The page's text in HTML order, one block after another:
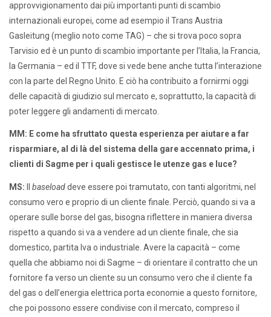
approvvigionamento dai più importanti punti di scambio
internazionali europei, come ad esempio il Trans Austria
Gasleitung (meglio noto come TAG) – che si trova poco sopra
Tarvisio ed è un punto di scambio importante per l’Italia, la Francia,
la Germania – ed il TTF, dove si vede bene anche tutta l’interazione
con la parte del Regno Unito. E ciò ha contribuito a fornirmi oggi
delle capacità di giudizio sul mercato e, soprattutto, la capacità di
poter leggere gli andamenti di mercato.
MM: E come ha sfruttato questa esperienza per aiutare a far
risparmiare, al di là del sistema della gare accennato prima, i
clienti di Sagme per i quali gestisce le utenze gas e luce?
MS: baseloaddeve essere poi tramutato, con tanti algoritmi, nel
consumo vero e proprio di un cliente finale. Perciò, quando si va a
operare sulle borse del gas, bisogna riflettere in maniera diversa
rispetto a quando si va a vendere ad un cliente finale, che sia
domestico, partita Iva o industriale. Avere la capacità – come
quella che abbiamo noi di Sagme – di orientare il contratto che un
fornitore fa verso un cliente su un consumo vero che il cliente fa
del gas o dell’energia elettrica porta economie a questo fornitore,
che poi possono essere condivise con il mercato, compreso il